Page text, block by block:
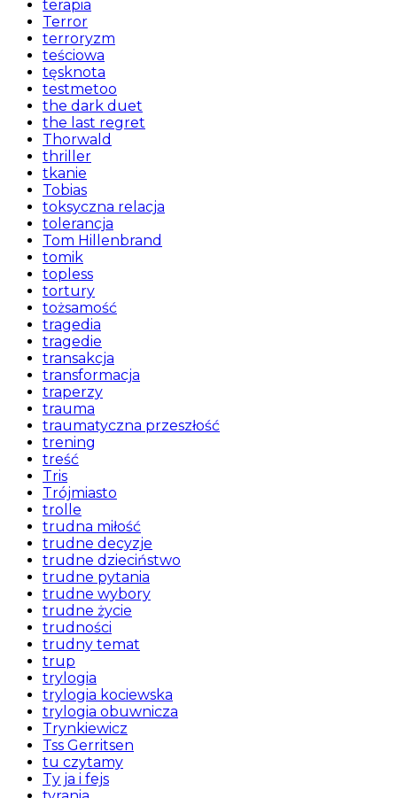
terapia
Terror
terroryzm
teściowa
tęsknota
testmetoo
the dark duet
the last regret
Thorwald
thriller
tkanie
Tobias
toksyczna relacja
tolerancja
Tom Hillenbrand
tomik
topless
tortury
tożsamość
tragedia
tragedie
transakcja
transformacja
traperzy
trauma
traumatyczna przeszłość
trening
treść
Tris
Trójmiasto
trolle
trudna miłość
trudne decyzje
trudne dzieciństwo
trudne pytania
trudne wybory
trudne życie
trudności
trudny temat
trup
trylogia
trylogia kociewska
trylogia obuwnicza
Trynkiewicz
Tss Gerritsen
tu czytamy
Ty ja i fejs